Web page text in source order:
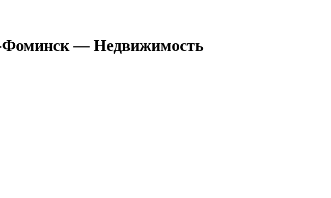
— Недвижимость